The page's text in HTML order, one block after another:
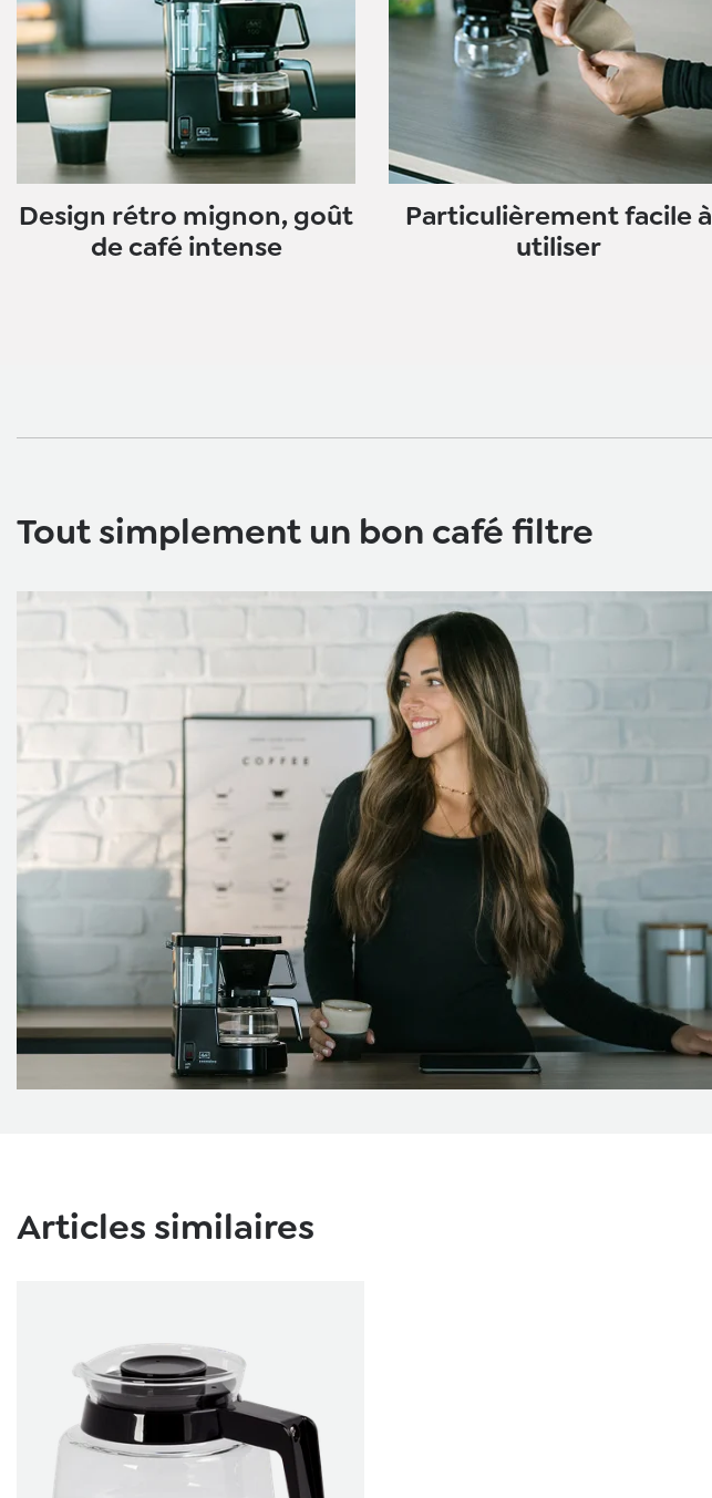
Design rétro mignon, goût
de café intense
Particulièrement facile à
utiliser
Tout simplement un bon café filtre
Articles similaires